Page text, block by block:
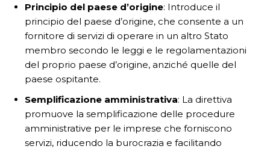
Principio del paese d’origine: Introduce il
principio del paese d’origine, che consente a un
fornitore di servizi di operare in un altro Stato
membro secondo le leggi e le regolamentazioni
del proprio paese d’origine, anziché quelle del
paese ospitante.
Semplificazione amministrativa: La direttiva
promuove la semplificazione delle procedure
amministrative per le imprese che forniscono
servizi, riducendo la burocrazia e facilitando